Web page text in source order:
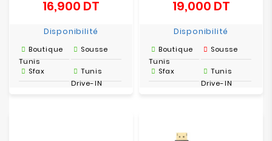
16,900 DT
Disponibilité
Boutique
Tunis
Sousse
Sfax
Tunis
Drive-IN
19,000 DTPrix
Disponibilité
Boutique
Tunis
Sousse
Sfax
Tunis
Drive-IN